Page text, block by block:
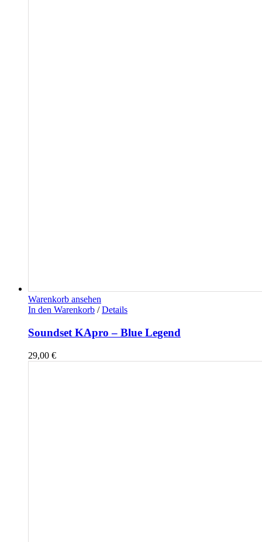
Warenkorb ansehen
In den Warenkorb / Details
Soundset KApro – Blue Legend
29,00 €